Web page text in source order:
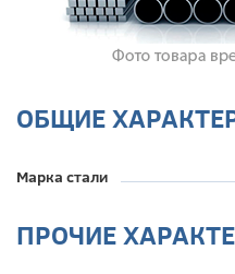
ОБЩИЕ
Марка стали
ПРОЧИЕ